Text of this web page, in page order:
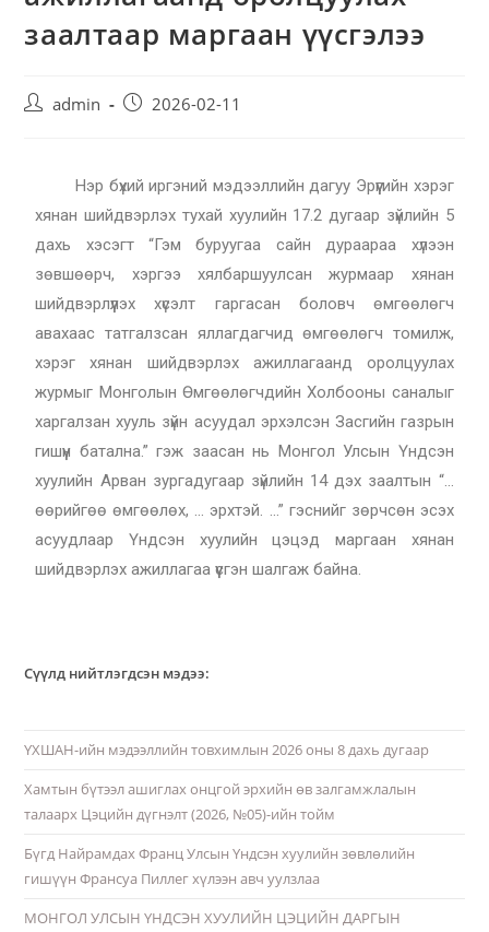
заалтаар маргаан үүсгэлээ
admin 2026-02-11
Нэр бүхий иргэний мэдээллийн дагуу Эрүүгийн хэрэг
хянан шийдвэрлэх тухай хуулийн 17.2 дугаар зүйлийн 5
дахь хэсэгт “Гэм буруугаа сайн дураараа хүлээн
зөвшөөрч, хэргээ хялбаршуулсан журмаар хянан
шийдвэрлүүлэх хүсэлт гаргасан боловч өмгөөлөгч
авахаас татгалзсан яллагдагчид өмгөөлөгч томилж,
хэрэг хянан шийдвэрлэх ажиллагаанд оролцуулах
журмыг Монголын Өмгөөлөгчдийн Холбооны саналыг
харгалзан хууль зүйн асуудал эрхэлсэн Засгийн газрын
гишүүн батална.” гэж заасан нь Монгол Улсын Үндсэн
хуулийн Арван зургадугаар зүйлийн 14 дэх заалтын “…
өөрийгөө өмгөөлөх, … эрхтэй. …” гэснийг зөрчсөн эсэх
асуудлаар Үндсэн хуулийн цэцэд маргаан хянан
шийдвэрлэх ажиллагаа үүсгэн шалгаж байна.
Сүүлд нийтлэгдсэн мэдээ:
ҮХШАН-ийн мэдээллийн товхимлын 2026 оны 8 дахь дугаар
Хамтын бүтээл ашиглах онцгой эрхийн өв залгамжлалын
талаарх Цэцийн дүгнэлт (2026, №05)-ийн тойм
Бүгд Найрамдах Франц Улсын Үндсэн хуулийн зөвлөлийн
гишүүн Франсуа Пиллег хүлээн авч уулзлаа
МОНГОЛ УЛСЫН ҮНДСЭН ХУУЛИЙН ЦЭЦИЙН ДАРГЫН